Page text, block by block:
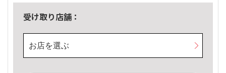
受け取り店舗：
お店を選ぶ